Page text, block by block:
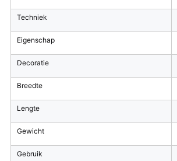
Techniek
Eigenschap
Decoratie
Breedte
Lengte
Gewicht
Gebruik